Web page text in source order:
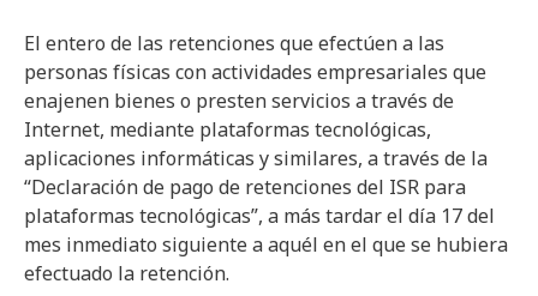
El entero de las retenciones que efectúen a las
personas físicas con actividades empresariales que
enajenen bienes o presten servicios a través de
Internet, mediante plataformas tecnológicas,
aplicaciones informáticas y similares, a través de la
“Declaración de pago de retenciones del ISR para
plataformas tecnológicas”, a más tardar el día 17 del
mes inmediato siguiente a aquél en el que se hubiera
efectuado la retención.